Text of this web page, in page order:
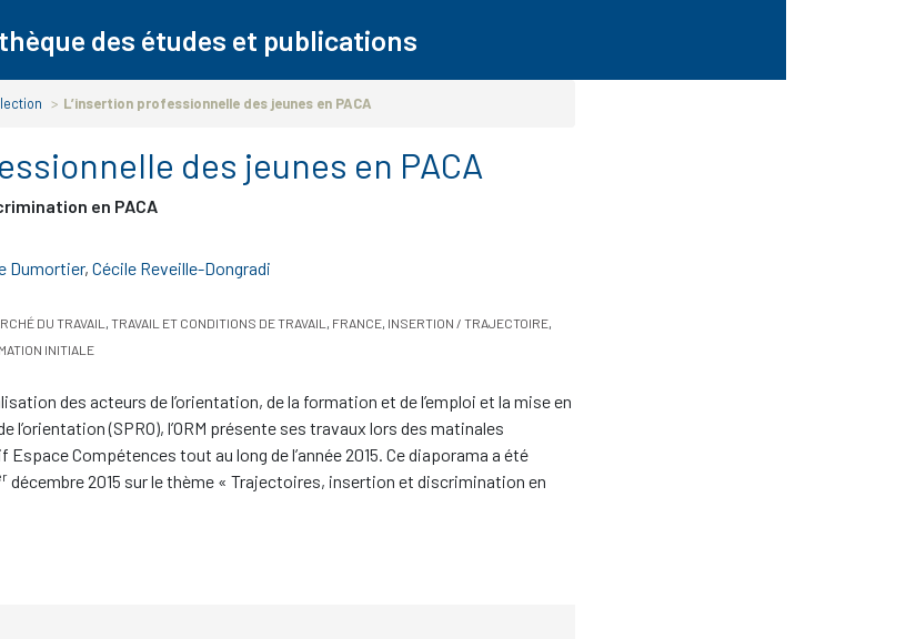
des études et publications
> L’insertion professionnelle des jeunes en PACA
des jeunes en PACA
en PACA
Dumortier, Cécile Reveille-Dongradi
DU TRAVAIL , TRAVAIL ET CONDITIONS DE TRAVAIL , FRANCE, INSERTION / TRAJECTOIRE,
INITIALE
des acteurs de l’orientation, de la formation et de l’emploi et la mise en
l’orientation (SPRO), l’ORM présente ses travaux lors des matinales
Compétences tout au long de l’année 2015. Ce diaporama a été
décembre 2015 sur le thème « Trajectoires, insertion et discrimination en